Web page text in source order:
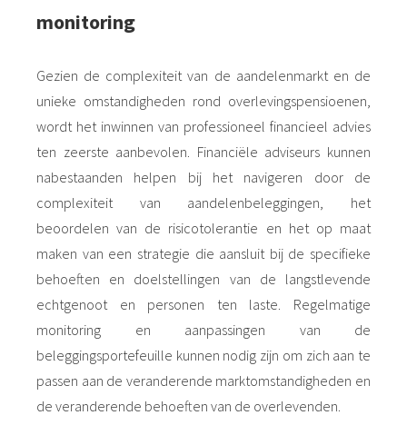
monitoring
Gezien de complexiteit van de aandelenmarkt en de
unieke omstandigheden rond overlevingspensioenen,
wordt het inwinnen van professioneel financieel advies
ten zeerste aanbevolen. Financiële adviseurs kunnen
nabestaanden helpen bij het navigeren door de
complexiteit van aandelenbeleggingen, het
beoordelen van de risicotolerantie en het op maat
maken van een strategie die aansluit bij de specifieke
behoeften en doelstellingen van de langstlevende
echtgenoot en personen ten laste. Regelmatige
monitoring en aanpassingen van de
beleggingsportefeuille kunnen nodig zijn om zich aan te
passen aan de veranderende marktomstandigheden en
de veranderende behoeften van de overlevenden.